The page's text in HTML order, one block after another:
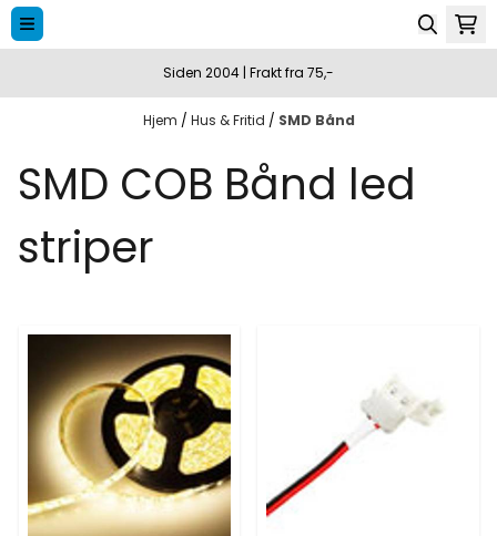
Hopp til innhold
Siden 2004 | Frakt fra 75,-
Hjem / Hus & Fritid / SMD Bånd
SMD COB Bånd led
striper